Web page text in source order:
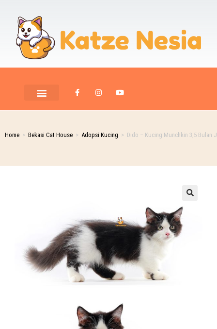
Home > Bekasi Cat House > Adopsi Kucing > Dido – Kucing Munchkin 3,5 Bulan